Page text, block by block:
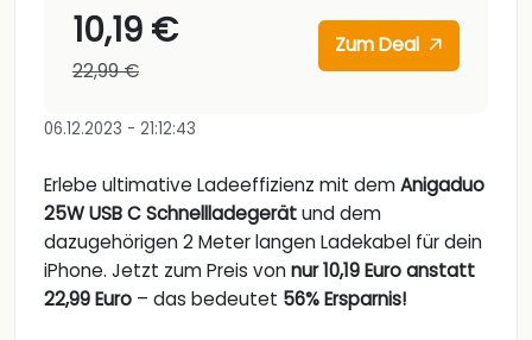
10,19 €
22,99 €
Zum Deal
06.12.2023 - 21:12:43
Erlebe ultimative Ladeeffizienz mit demAnigaduo
25W USB C Schnellladegerätund dem
dazugehörigen 2 Meter langen Ladekabel für dein
iPhone. Jetzt zum Preis vonnur 10,19 Euro anstatt
22,99 Euro – das bedeutet 56% Ersparnis!